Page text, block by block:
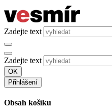
Zadejte text
Zadejte text
OK
Přihlášení
Obsah košíku